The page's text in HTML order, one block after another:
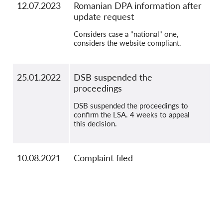
12.07.2023
Romanian DPA information after
update request
Considers case a "national" one,
considers the website compliant.
25.01.2022
DSB suspended the
proceedings
DSB suspended the proceedings to
confirm the LSA. 4 weeks to appeal
this decision.
10.08.2021 Complaint filed